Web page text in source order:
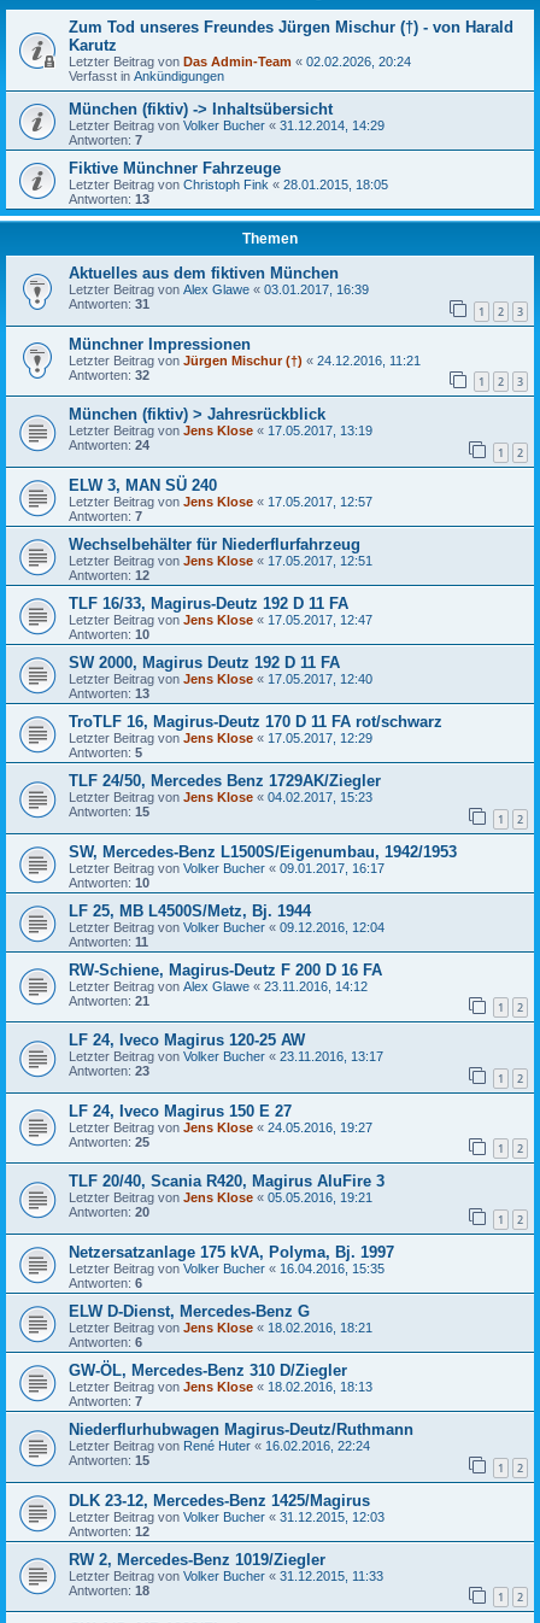
Zum Tod unseres Freundes Jürgen Mischur (†) - von Harald
Karutz
Letzter Beitrag von Das Admin-Team « 02.02.2026, 20:24
Verfasst in Ankündigungen
München (fiktiv) -> Inhaltsübersicht
Letzter Beitrag von Volker Bucher « 31.12.2014, 14:29
Antworten: 7
Fiktive Münchner Fahrzeuge
Letzter Beitrag von Christoph Fink « 28.01.2015, 18:05
Antworten: 13
Themen
Aktuelles aus dem fiktiven München
Letzter Beitrag von Alex Glawe « 03.01.2017, 16:39
Antworten: 31 1 2 3
Münchner Impressionen
Letzter Beitrag von Jürgen Mischur (†) « 24.12.2016, 11:21
Antworten: 32 1 2 3
München (fiktiv) > Jahresrückblick
Letzter Beitrag von Jens Klose « 17.05.2017, 13:19
Antworten: 24 1 2
ELW 3, MAN SÜ 240
Letzter Beitrag von Jens Klose « 17.05.2017, 12:57
Antworten: 7
Wechselbehälter für Niederflurfahrzeug
Letzter Beitrag von Jens Klose « 17.05.2017, 12:51
Antworten: 12
TLF 16/33, Magirus-Deutz 192 D 11 FA
Letzter Beitrag von Jens Klose « 17.05.2017, 12:47
Antworten: 10
SW 2000, Magirus Deutz 192 D 11 FA
Letzter Beitrag von Jens Klose « 17.05.2017, 12:40
Antworten: 13
TroTLF 16, Magirus-Deutz 170 D 11 FA rot/schwarz
Letzter Beitrag von Jens Klose « 17.05.2017, 12:29
Antworten: 5
TLF 24/50, Mercedes Benz 1729AK/Ziegler
Letzter Beitrag von Jens Klose « 04.02.2017, 15:23
Antworten: 15 1 2
SW, Mercedes-Benz L1500S/Eigenumbau, 1942/1953
Letzter Beitrag von Volker Bucher « 09.01.2017, 16:17
Antworten: 10
LF 25, MB L4500S/Metz, Bj. 1944
Letzter Beitrag von Volker Bucher « 09.12.2016, 12:04
Antworten: 11
RW-Schiene, Magirus-Deutz F 200 D 16 FA
Letzter Beitrag von Alex Glawe « 23.11.2016, 14:12
Antworten: 21 1 2
LF 24, Iveco Magirus 120-25 AW
Letzter Beitrag von Volker Bucher « 23.11.2016, 13:17
Antworten: 23 1 2
LF 24, Iveco Magirus 150 E 27
Letzter Beitrag von Jens Klose « 24.05.2016, 19:27
Antworten: 25 1 2
TLF 20/40, Scania R420, Magirus AluFire 3
Letzter Beitrag von Jens Klose « 05.05.2016, 19:21
Antworten: 20 1 2
Netzersatzanlage 175 kVA, Polyma, Bj. 1997
Letzter Beitrag von Volker Bucher « 16.04.2016, 15:35
Antworten: 6
ELW D-Dienst, Mercedes-Benz G
Letzter Beitrag von Jens Klose « 18.02.2016, 18:21
Antworten: 6
GW-ÖL, Mercedes-Benz 310 D/Ziegler
Letzter Beitrag von Jens Klose « 18.02.2016, 18:13
Antworten: 7
Niederflurhubwagen Magirus-Deutz/Ruthmann
Letzter Beitrag von René Huter « 16.02.2016, 22:24
Antworten: 15 1 2
DLK 23-12, Mercedes-Benz 1425/Magirus
Letzter Beitrag von Volker Bucher « 31.12.2015, 12:03
Antworten: 12
RW 2, Mercedes-Benz 1019/Ziegler
Letzter Beitrag von Volker Bucher « 31.12.2015, 11:33
Antworten: 18 1 2